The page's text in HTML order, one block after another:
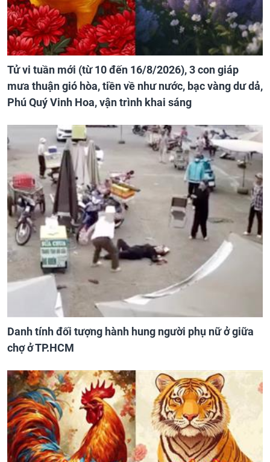
Tử vi tuần mới (từ 10 đến 16/8/2026), 3 con giáp
mưa thuận gió hòa, tiền về như nước, bạc vàng dư dả,
Phú Quý Vinh Hoa, vận trình khai sáng
Danh tính đối tượng hành hung người phụ nữ ở giữa
chợ ở TP.HCM